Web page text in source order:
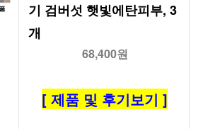
기 검버섯 햇빛에탄피부, 3
개
68,400원
[ 제품 및 후기보기 ]